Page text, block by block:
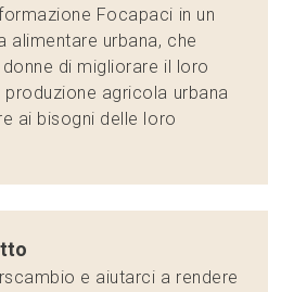
Focapaci in un
alimentare urbana, che
di migliorare il loro
agricola urbana
ai bisogni delle loro
e aiutarci a rendere